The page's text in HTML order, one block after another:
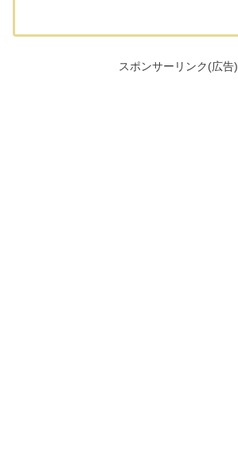
スポンサーリンク(広告)